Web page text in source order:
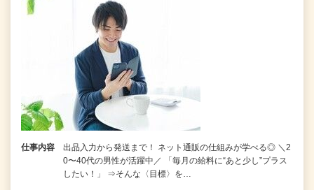
仕事内容
出品入力から発送まで！ ネット通販の仕組みが学べる◎ ＼2
0〜40代の男性が活躍中／ 「毎月の給料に“あと少し”プラス
したい！」 ⇒そんな〈目標〉を…